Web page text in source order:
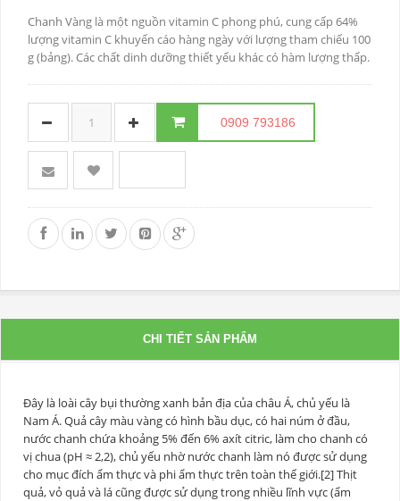
Chanh Vàng là một nguồn vitamin C phong phú, cung cấp 64%
lượng vitamin C khuyến cáo hàng ngày với lượng tham chiếu 100
g (bảng). Các chất dinh dưỡng thiết yếu khác có hàm lượng thấp.
0909 793186
CHI TIẾT SẢN PHẨM
Đây là loài cây bụi thường xanh bản địa của châu Á, chủ yếu là
Nam Á. Quả cây màu vàng có hình bầu dục, có hai núm ở đầu,
nước chanh chứa khoảng 5% đến 6% axít citric, làm cho chanh có
vị chua (pH ≈ 2,2), chủ yếu nhờ nước chanh làm nó được sử dụng
cho mục đích ẩm thực và phi ẩm thực trên toàn thế giới.[2] Thịt
quả, vỏ quả và lá cũng được sử dụng trong nhiều lĩnh vực (ẩm